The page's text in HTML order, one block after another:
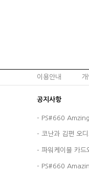
이용안내 개
공지사항
- PS#660
- 코난과 김편 오
- 파워케이블 카드
- PS#660